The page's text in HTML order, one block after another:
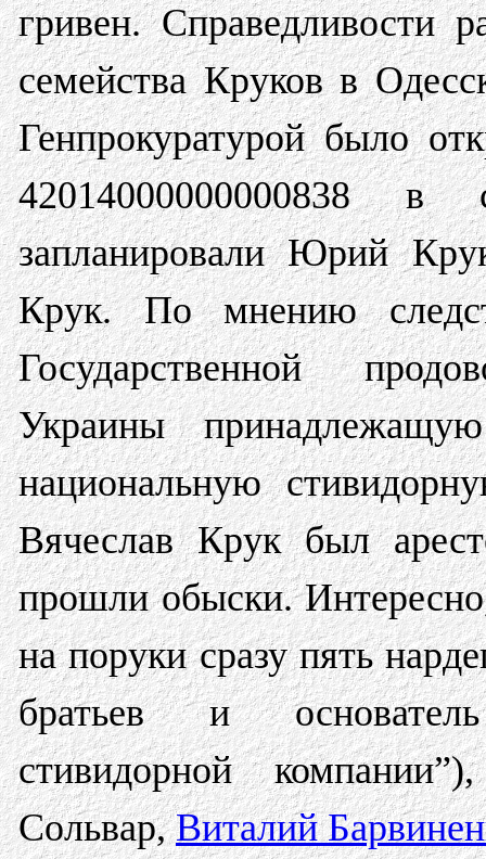
гривен. Справедливости
семейства Круков в
Генпрокуратурой было
42014000000000838
запланировали Юрий
Крук. По мнению
Государственной
Украины
национальную
Вячеслав Крук был
прошли обыски.
на поруки сразу пять
братьев и
стивидорной
Сольвар,Виталий